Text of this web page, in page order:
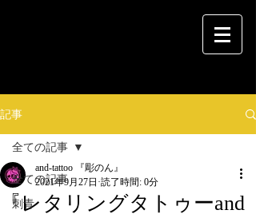
記事
全ての記事
刺青
全ての記事
『レタリングタトゥーand
and-tattoo 『彫のん』
2021年9月27日 読了時間: 0分